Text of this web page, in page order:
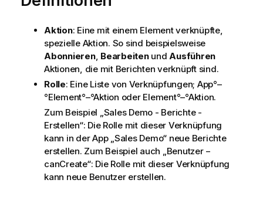
Aktion: Eine mit einem Element verknüpfte,
spezielle Aktion. So sind beispielsweise
Abonnieren, Bearbeitenund Ausführen
Aktionen, die mit Berichten verknüpft sind.
Rolle: Eine Liste von Verknüpfungen; App°–
°Element°–°Aktion oder Element°–°Aktion.
Zum Beispiel „Sales Demo - Berichte -
Erstellen“: Die Rolle mit dieser Verknüpfung
kann in der App „Sales Demo“ neue Berichte
erstellen. Zum Beispiel auch „Benutzer −
canCreate“: Die Rolle mit dieser Verknüpfung
kann neue Benutzer erstellen.